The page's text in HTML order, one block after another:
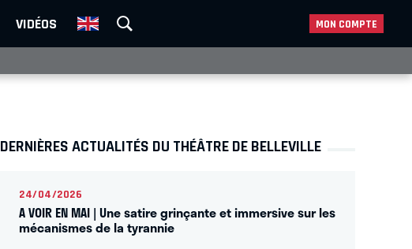
VIDÉOS MON COMPTE
DERNIÈRES ACTUALITÉS DU THÉÂTRE DE BELLEVILLE
24/04/2026
A VOIR EN MAI | Une satire grinçante et immersive sur les
mécanismes de la tyrannie